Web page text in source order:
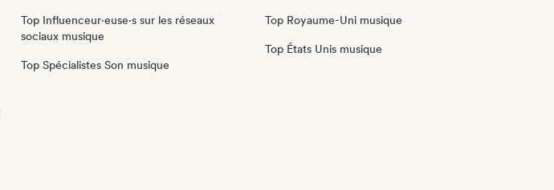
Top Influenceur·euse·s sur les réseaux
sociaux musique
Top Spécialistes Son musique
Top Royaume-Uni musique
Top États Unis musique